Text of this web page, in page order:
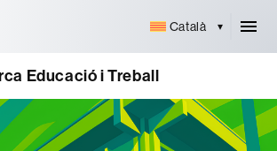
Català
Educació i Treball